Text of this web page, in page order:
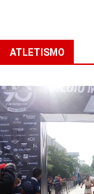
ATLETISMO